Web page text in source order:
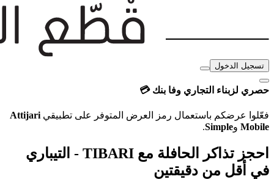
تسجيل الدخول
حصري لزبناء التجاري وفا بنك 💳
فعّلوا عرضكم باستعمال رمز العرض المتوفر على تطبيقي Attijari
Mobile وSimple
.
احجز تذاكر الحافلة مع TIBARI - التيباري
في أقل من دقيقتين